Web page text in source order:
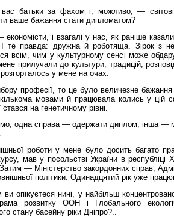
батьки за фахом і, можливо, —
ваше бажання стати дипломатом?
і взагалі у нас, як раніше
те правда: дружна й роботяща. Зірок з
всім, чим у культурному сенсі може
прилучали до культури, традицій,
у мене на очах.
професії, то це було величезне бажання
мовами й працювала колись у цій
стався на генетичному рівні.
одна справа — одержати диплом, інша —
роботи у мене було досить багато
мав у посольстві України в
— Міністерство закордонних справ,
політики. Одинадцятий рік уже
опікуєтеся нині, у найбільш
розвитку ООН і Глобального
стану басейну ріки Дніпро?..